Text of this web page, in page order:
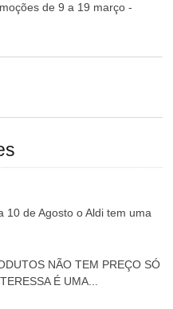
de 9 a 19 março -
10 de Agosto o Aldi tem uma
NÃO TEM PREÇO SÓ
É UMA...